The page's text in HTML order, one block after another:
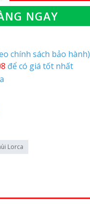
NGAY
chính sách bảo hành)
để có giá tốt nhất
Lorca